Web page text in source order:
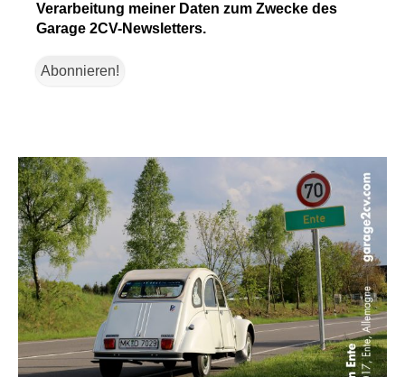
Verarbeitung meiner Daten zum Zwecke des
Garage 2CV-Newsletters.